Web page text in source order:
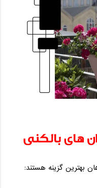
های بالکنی
بهترین گزینه هستند: